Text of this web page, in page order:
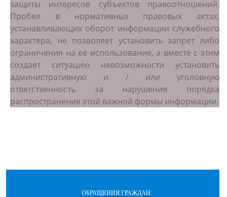
защиты интересов субъектов правоотношений.
Пробел в нормативных правовых актах,
устанавливающих оборот информации служебного
характера, не позволяет установить запрет либо
ограничения на ее использование, а вместе с этим
создает ситуацию невозможности установить
административную и / или уголовную
ответственность за нарушения порядка
распространения этой важной формы информации.
ОБРАЩЕНИЯ ГРАЖДАН